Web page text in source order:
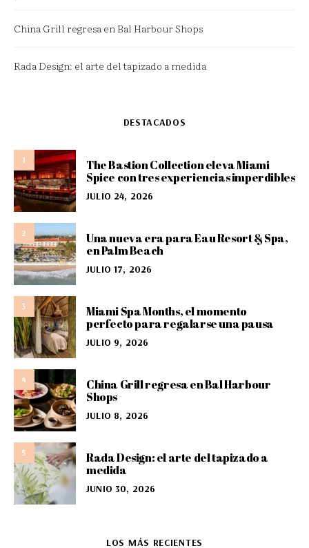
China Grill regresa en Bal Harbour Shops
Rada Design: el arte del tapizado a medida
DESTACADOS
1
The Bastion Collection eleva Miami
Spice con tres experiencias imperdibles
JULIO 24, 2026
2
Una nueva era para Eau Resort & Spa,
en Palm Beach
JULIO 17, 2026
3
Miami Spa Months, el momento
perfecto para regalarse una pausa
JULIO 9, 2026
4
China Grill regresa en Bal Harbour
Shops
JULIO 8, 2026
5
Rada Design: el arte del tapizado a
medida
JUNIO 30, 2026
LOS MÁS RECIENTES